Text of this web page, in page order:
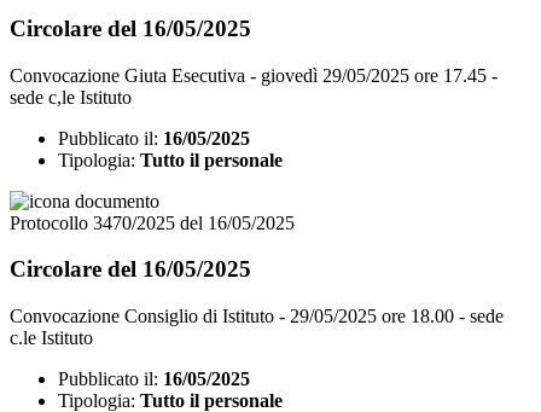
Circolare del 16/05/2025
Convocazione Giuta Esecutiva - giovedì 29/05/2025 ore 17.45 -
sede c,le Istituto
Pubblicato il: 16/05/2025
Tipologia: Tutto il personale
Protocollo 3470/2025 del 16/05/2025
Circolare del 16/05/2025
Convocazione Consiglio di Istituto - 29/05/2025 ore 18.00 - sede
c.le Istituto
Pubblicato il: 16/05/2025
Tipologia: Tutto il personale